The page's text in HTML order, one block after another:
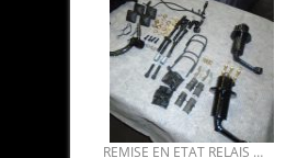
REMISE EN ETAT RELAIS DE DIRECTION SM.